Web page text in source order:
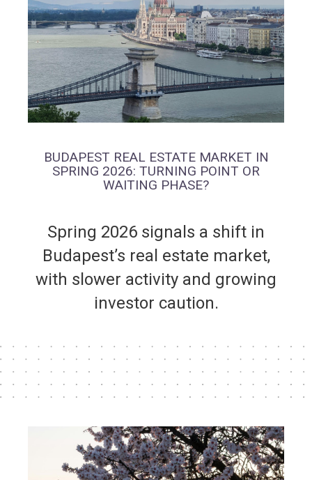
BUDAPEST REAL ESTATE MARKET IN
SPRING 2026: TURNING POINT OR
WAITING PHASE?
Spring 2026 signals a shift in
Budapest’s real estate market,
with slower activity and growing
investor caution.